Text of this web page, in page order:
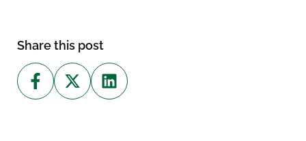
Share this post